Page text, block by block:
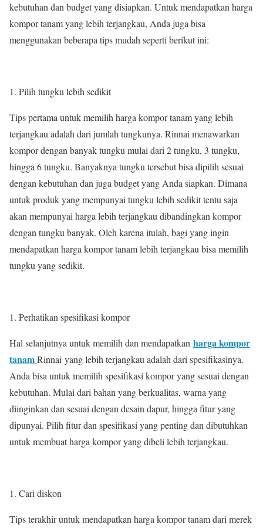
kebutuhan dan budget yang disiapkan. Untuk mendapatkan harga
kompor tanam yang lebih terjangkau, Anda juga bisa
menggunakan beberapa tips mudah seperti berikut ini:
Pilih tungku lebih sedikit
Tips pertama untuk memilih harga kompor tanam yang lebih
terjangkau adalah dari jumlah tungkunya. Rinnai menawarkan
kompor dengan banyak tungku mulai dari 2 tungku, 3 tungku,
hingga 6 tungku. Banyaknya tungku tersebut bisa dipilih sesuai
dengan kebutuhan dan juga budget yang Anda siapkan. Dimana
untuk produk yang mempunyai tungku lebih sedikit tentu saja
akan mempunyai harga lebih terjangkau dibandingkan kompor
dengan tungku banyak. Oleh karena itulah, bagi yang ingin
mendapatkan harga kompor tanam lebih terjangkau bisa memilih
tungku yang sedikit.
Perhatikan spesifikasi kompor
Hal selanjutnya untuk memilih dan mendapatkan harga kompor
tanamRinnai yang lebih terjangkau adalah dari spesifikasinya.
Anda bisa untuk memilih spesifikasi kompor yang sesuai dengan
kebutuhan. Mulai dari bahan yang berkualitas, warna yang
diinginkan dan sesuai dengan desain dapur, hingga fitur yang
dipunyai. Pilih fitur dan spesifikasi yang penting dan dibutuhkan
untuk membuat harga kompor yang dibeli lebih terjangkau.
Cari diskon
Tips terakhir untuk mendapatkan harga kompor tanam dari merek